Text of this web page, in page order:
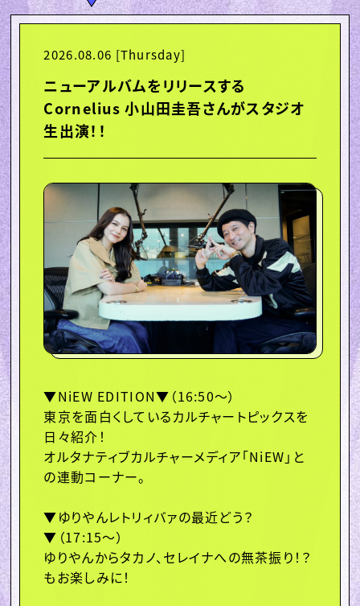
2026.08.06 [Thursday]
ニューアルバムをリリースする
Cornelius 小山田圭吾さんがスタジオ
生出演！！
▼NiEW EDITION▼（16:50〜）
東京を面白くしているカルチャートピックスを
日々紹介！
オルタナティブカルチャーメディア「NiEW」と
の連動コーナー。
▼ゆりやんレトリィバァの最近どう？
▼（17:15〜）
ゆりやんからタカノ、セレイナへの無茶振り！？
もお楽しみに！
Arche さんがスタジオに登場！▼FLIP
▼NiEW EDITION▼（16:50〜）
東京を面白くしているカルチャートピックスを
日々紹介！
オルタナティブカルチャーメディア「NiEW」と
の連動コーナー。
▼FLIP SIDE PLANET▼（17:15〜）
盤面の向こう側、音楽の惑星。
音楽好きが集まる理想の惑星。
▼ゲストゾーン▼（17:30〜）
Xは「#マーキー813」をつけてツイート！
LINEは「GRAND MARQUEE」公式アカウント
を友達検索して、
友達に追加して送ってください。
(スタッフ、ナビゲーターからときどき返信くる
かもよ！)